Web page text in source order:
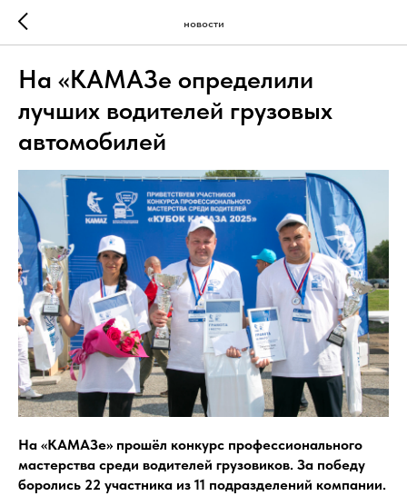
новости
На «КАМАЗе определили
лучших водителей грузовых
автомобилей
На «КАМАЗе» прошёл конкурс профессионального
мастерства среди водителей грузовиков. За победу
боролись 22 участника из 11 подразделений компании.